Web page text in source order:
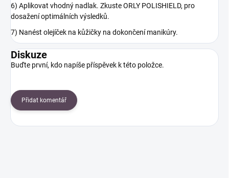
6) Aplikovat vhodný nadlak. Zkuste ORLY POLISHIELD, pro
dosažení optimálních výsledků.
7) Nanést olejíček na kůžičky na dokončení manikúry.
Diskuze
Buďte první, kdo napíše příspěvek k této položce.
Přidat komentář